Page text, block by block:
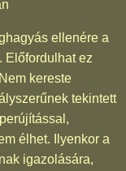
ellenére a
Előfordulhat ez
kereste
tekintett
élhet. Ilyenkor a
igazolására,